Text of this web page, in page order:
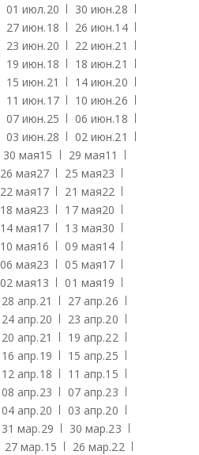
01 июл.20 30 июн.28
27 июн.18 26 июн.14
23 июн.20 22 июн.21
19 июн.18 18 июн.21
15 июн.21 14 июн.20
11 июн.17 10 июн.26
07 июн.25 06 июн.18
03 июн.28 02 июн.21
30 мая15 29 мая11
26 мая27 25 мая23
22 мая17 21 мая22
18 мая23 17 мая20
14 мая17 13 мая30
10 мая16 09 мая14
06 мая23 05 мая17
02 мая13 01 мая19
28 апр.21 27 апр.26
24 апр.20 23 апр.20
20 апр.21 19 апр.22
16 апр.19 15 апр.25
12 апр.18 11 апр.15
08 апр.23 07 апр.23
04 апр.20 03 апр.20
31 мар.29 30 мар.23
27 мар.15 26 мар.22